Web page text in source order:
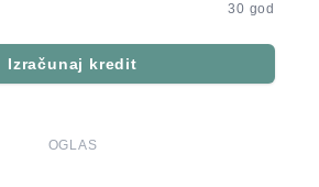
30 god
Izračunaj kredit
OGLAS